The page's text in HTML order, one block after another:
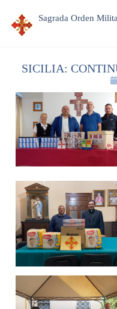
Sagrada Orden
SICILIA: